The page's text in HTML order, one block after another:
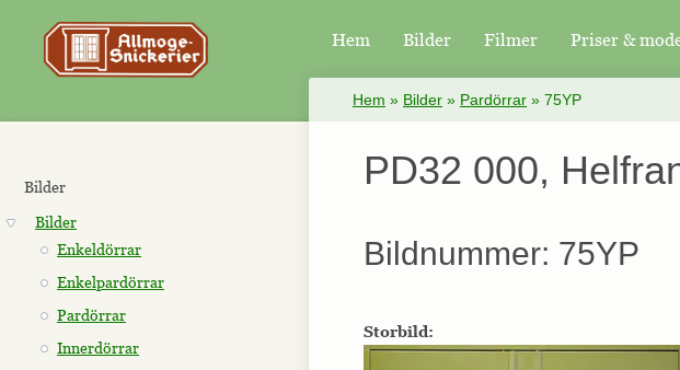
Hem Bilder Filmer Priser &
Bilder
Bilder
Enkeldörrar
Enkelpardörrar
Pardörrar
Innerdörrar
Hem » Bilder » Pardörrar » 75YP
PD32 000,
Bildnummer: 75YP
Storbild: